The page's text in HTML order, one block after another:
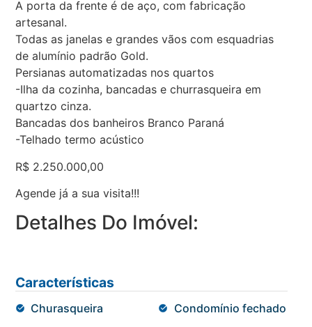
A porta da frente é de aço, com fabricação
artesanal.
Todas as janelas e grandes vãos com esquadrias
de alumínio padrão Gold.
Persianas automatizadas nos quartos
-Ilha da cozinha, bancadas e churrasqueira em
quartzo cinza.
Bancadas dos banheiros Branco Paraná
-Telhado termo acústico
R$ 2.250.000,00
Agende já a sua visita!!!
Detalhes Do Imóvel:
Características
Churasqueira Condomínio fechado